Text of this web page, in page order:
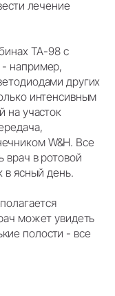
лечение
TA-98 с
- например,
других
интенсивным
на участок
W&H. Все
врач в ротовой
в ясный день.
может увидеть
полости - все